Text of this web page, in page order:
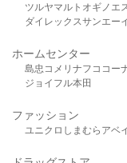
ツルヤマルト オギノ エ
ダイレックスサンエー
ホームセンター
島忠 コメリ ナフコ コー
ジョイフル本田
ファッション
ユニクロ しまむら アベ